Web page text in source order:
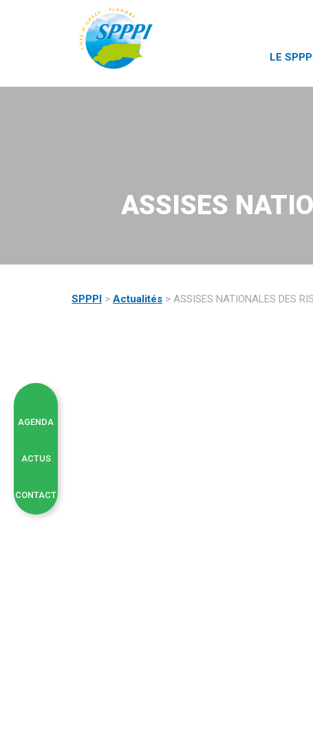
LE
AGENDA
ACTUS
CONTACT
ASSISES
SPPPI > Actualités > ASSISES NATIONALES DES